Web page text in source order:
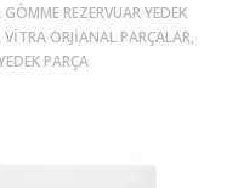
REZERVUAR YEDEK
ORJIANAL PARÇALAR,
PARÇA